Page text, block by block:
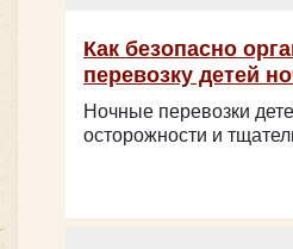
Как безопасно
перевозку детей
Ночные перевозки
осторожности и